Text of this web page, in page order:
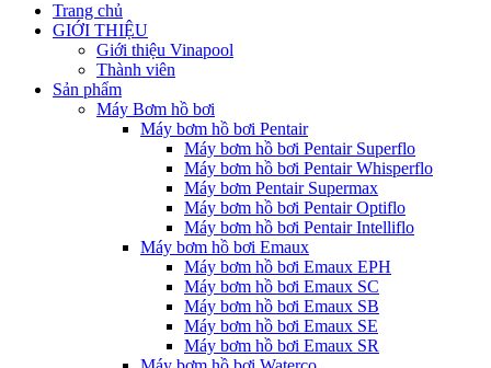
Trang chủ
GIỚI THIỆU
Giới thiệu Vinapool
Thành viên
Sản phẩm
Máy Bơm hồ bơi
Máy bơm hồ bơi Pentair
Máy bơm hồ bơi Pentair Superflo
Máy bơm hồ bơi Pentair Whisperflo
Máy bơm Pentair Supermax
Máy bơm hồ bơi Pentair Optiflo
Máy bơm hồ bơi Pentair Intelliflo
Máy bơm hồ bơi Emaux
Máy bơm hồ bơi Emaux EPH
Máy bơm hồ bơi Emaux SC
Máy bơm hồ bơi Emaux SB
Máy bơm hồ bơi Emaux SE
Máy bơm hồ bơi Emaux SR